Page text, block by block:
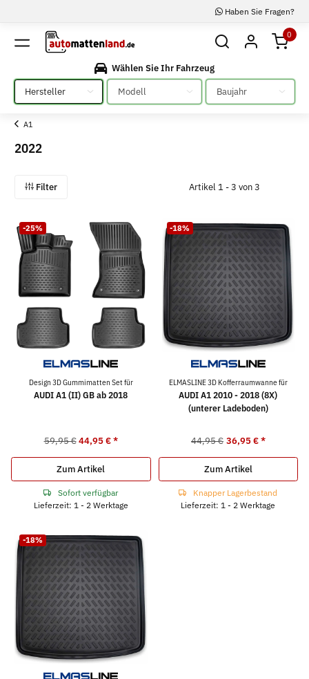
Haben Sie Fragen?
0
Wählen Sie Ihr Fahrzeug
Bitte auswählen
Bitte auswählen Bitte auswählen
A1
2022
Filter Artikel 1 - 3 von 3
-25%
Design 3D Gummimatten Set für
AUDI A1 (II) GB ab 2018
59,95 € 44,95 €*
Zum Artikel
Sofort verfügbar
Lieferzeit: 1 - 2 Werktage
-18%
ELMASLINE 3D Kofferraumwanne für
AUDI A1 2010 - 2018 (8X)
(unterer Ladeboden)
44,95 € 36,95 €*
Zum Artikel
Knapper Lagerbestand
Lieferzeit: 1 - 2 Werktage
-18%